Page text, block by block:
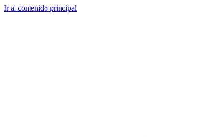
Ir al contenido principal